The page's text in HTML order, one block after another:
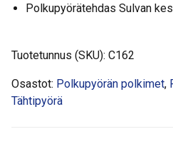
Polkupyörätehdas Sulvan
Tuotetunnus (SKU): C162
Osastot: Polkupyörän polkimet,
Tähtipyörä